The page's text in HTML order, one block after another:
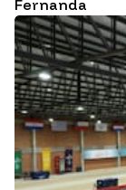
Fernanda